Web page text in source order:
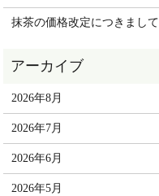
抹茶の価格改定につきまして
2026年8月
2026年7月
2026年6月
2026年5月